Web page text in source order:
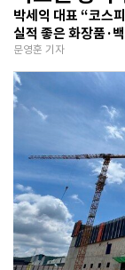
반영 주시해
박세익 대표 “코스
실적 좋은 화장품·
문영훈 기자